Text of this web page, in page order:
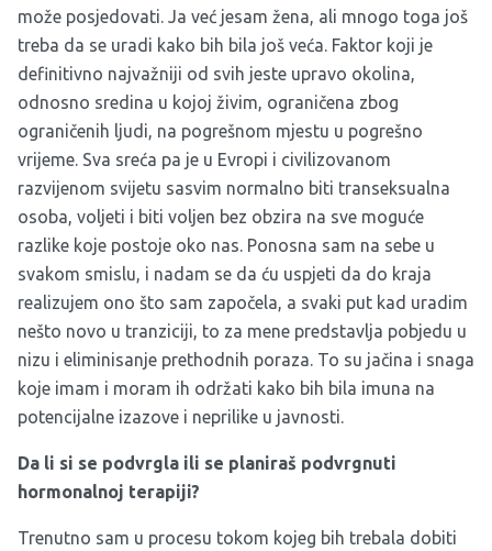
može posjedovati. Ja već jesam žena, ali mnogo toga još
treba da se uradi kako bih bila još veća. Faktor koji je
definitivno najvažniji od svih jeste upravo okolina,
odnosno sredina u kojoj živim, ograničena zbog
ograničenih ljudi, na pogrešnom mjestu u pogrešno
vrijeme. Sva sreća pa je u Evropi i civilizovanom
razvijenom svijetu sasvim normalno biti transeksualna
osoba, voljeti i biti voljen bez obzira na sve moguće
razlike koje postoje oko nas. Ponosna sam na sebe u
svakom smislu, i nadam se da ću uspjeti da do kraja
realizujem ono što sam započela, a svaki put kad uradim
nešto novo u tranziciji, to za mene predstavlja pobjedu u
nizu i eliminisanje prethodnih poraza. To su jačina i snaga
koje imam i moram ih održati kako bih bila imuna na
potencijalne izazove i neprilike u javnosti.
Da li si se podvrgla ili se planiraš podvrgnuti
hormonalnoj terapiji?
Trenutno sam u procesu tokom kojeg bih trebala dobiti